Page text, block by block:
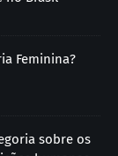
Feminina?
sobre os